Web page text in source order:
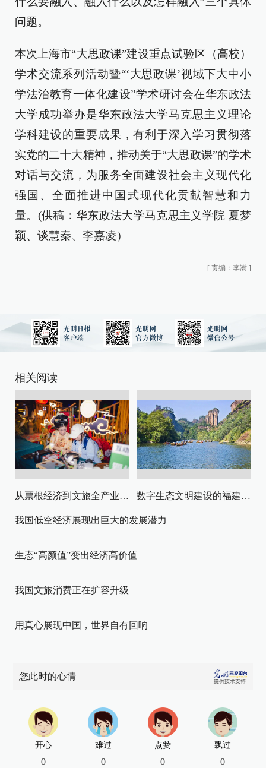
问题。
本次上海市“大思政课”建设重点试验区（高校）
学术交流系列活动暨“‘大思政课’视域下大中小
学法治教育一体化建设”学术研讨会在华东政法
大学成功举办是华东政法大学马克思主义理论
学科建设的重要成果，有利于深入学习贯彻落
实党的二十大精神，推动关于“大思政课”的学术
对话与交流，为服务全面建设社会主义现代化
强国、全面推进中国式现代化贡献智慧和力
量。(供稿：华东政法大学马克思主义学院 夏梦
颖、谈慧秦、李嘉凌）
[ 责编：李澍 ]
相关阅读
从票根经济到文旅全产业链升级 数字生态文明建设的福建路径与启示
我国低空经济展现出巨大的发展潜力
生态“高颜值”变出经济高价值
我国文旅消费正在扩容升级
用真心展现中国，世界自有回响
您此时的心情
开心
0
难过
0
点赞
0
飘过
0